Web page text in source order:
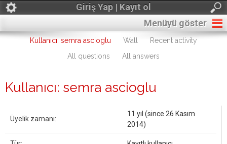
Giriş Yap | Kayıt ol
Menüyü göster
Kullanıcı: semra ascioglu Wall
Recent activity
All questions
All answers
Kullanıcı: semra ascioglu
Üyelik zamanı:
11 yıl (since 26 Kasım
2014)